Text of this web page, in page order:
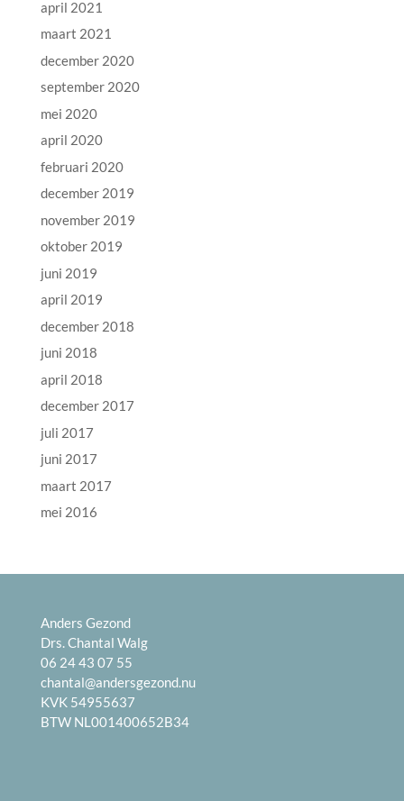
april 2021
maart 2021
december 2020
september 2020
mei 2020
april 2020
februari 2020
december 2019
november 2019
oktober 2019
juni 2019
april 2019
december 2018
juni 2018
april 2018
december 2017
juli 2017
juni 2017
maart 2017
mei 2016
Anders Gezond
Drs. Chantal Walg
06 24 43 07 55
chantal@andersgezond.nu
KVK 54955637
BTW NL001400652B34